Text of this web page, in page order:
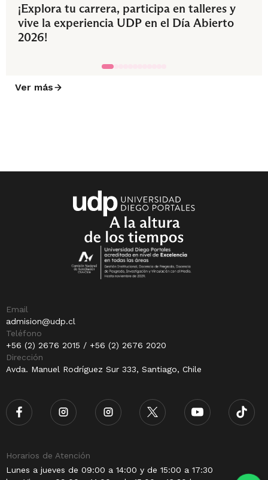
¡Explora tu carrera, participa en talleres y
vive la experiencia UDP en el Día Abierto
2026!
Ver más
Email
admision@udp.cl
Teléfono
+56 (2) 2676 2015 / +56 (2) 2676 2020
Dirección
Avda. Manuel Rodríguez Sur 333, Santiago, Chile
Horarios de Atención
Lunes a jueves de 09:00 a 14:00 y de 15:00 a 17:30